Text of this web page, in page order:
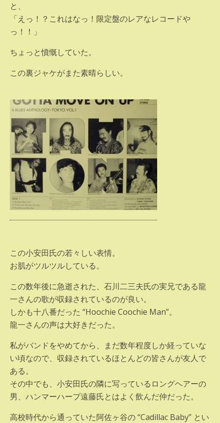
と、
「えっ！？これはなっ！限定盤のレアなレコードや
っ！！」
ちょっと憤慨していた。
この裏ジャケがまた素晴らしい。
この小安田氏の若々しい表情。
お肌がツルツルしている。
この数年後に急逝された、石川二三夫氏の実兄である龍
一さんの歌が収録されているのが良い。
しかも十八番だった “Hoochie Coochie Man”。
龍一さんの声は大好きだった。
私がバンドをやめてから、まだ数年程度しか経っていな
い頃なので、収録されているほとんどの皆さんが友人で
ある。
その中でも、小安田氏の隣に写っているロングヘアーの
男、ハンマーハープ遠藤氏とはよく飲んだ仲だった。
高校時代から通っていた阿佐ヶ谷の “Cadillac Baby” とい